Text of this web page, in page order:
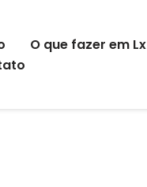
O que fazer em Lx